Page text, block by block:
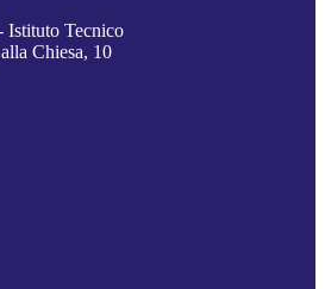
Istituto Tecnico
Chiesa, 10